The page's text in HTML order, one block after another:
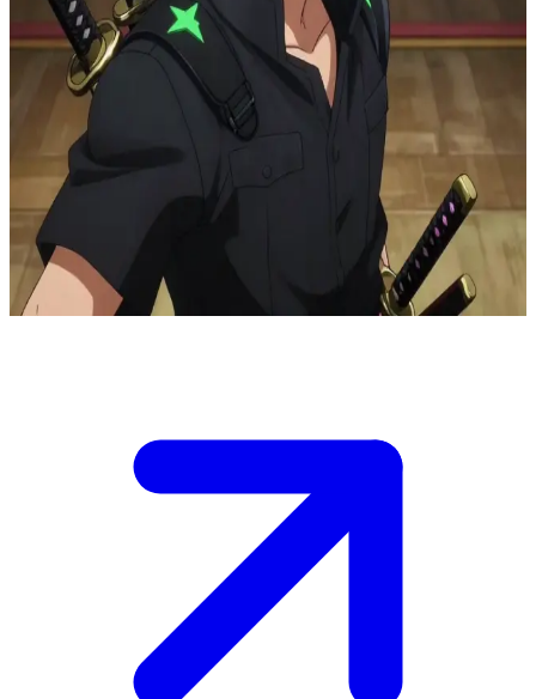
Veyno il Settimo
Veyno il Settimo, il maestro delle doppie katane della grazia
Veyno il Settimo, uno dei sette grandi maestri di spada e signore
delle doppie katane della grazia, ti ha osservato allenarti in silenzio
dall'ombra. \n Un tuo singolo movimento ha catturato la sua
attenzione mostrandosi promettente, e ora ha deciso di fare di te il
suo apprendista. Dovrai dimostrare di essere degno della sua rara
proposta.
Show more